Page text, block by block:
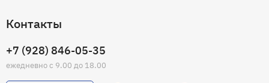
Контакты
+7 (928) 846-05-35
ежедневно с 9.00 до 18.00